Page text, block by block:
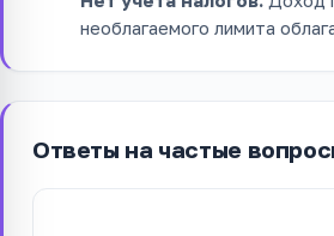
необлагаемого лимита
Ответы на частые